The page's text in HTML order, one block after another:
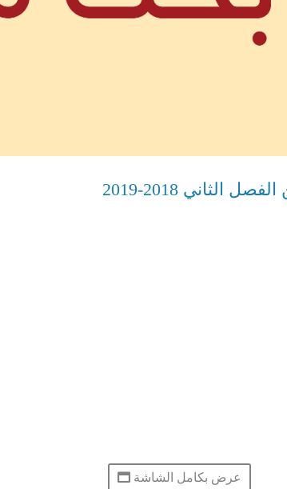
2018-2019
عرض بكامل الشاشة